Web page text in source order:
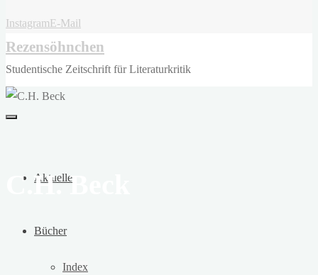
InstagramE-Mail
Rezensöhnchen
Studentische Zeitschrift für Literaturkritik
Aktuelles
Bücher
Index
C.H. Beck